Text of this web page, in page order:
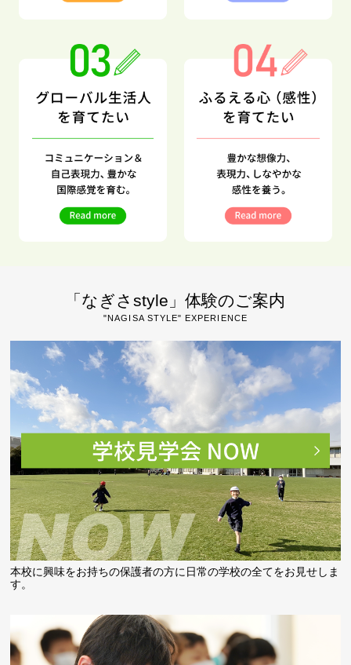
「なぎさstyle」体験のご案内
"NAGISA STYLE" EXPERIENCE
本校に興味をお持ちの保護者の方に日常の学校の全てをお見せしま
す。